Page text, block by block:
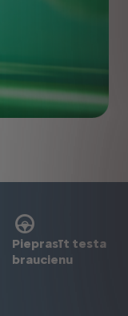
Pieprasīt testa
braucienu